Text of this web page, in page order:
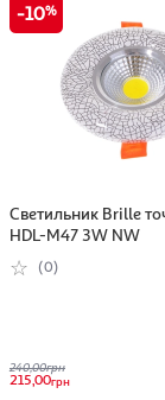
10
Cветильник Brille
HDL-M47 3W NW
(0)
240,00грн
215,00грн